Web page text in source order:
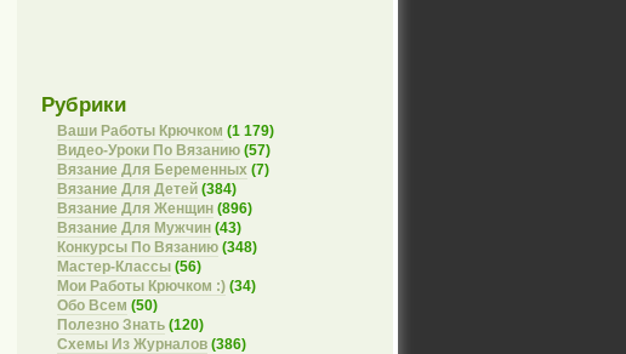
Рубрики
Ваши Работы Крючком (1 179)
Видео-Уроки По Вязанию (57)
Вязание Для Беременных (7)
Вязание Для Детей (384)
Вязание Для Женщин (896)
Вязание Для Мужчин (43)
Конкурсы По Вязанию (348)
Мастер-Классы (56)
Мои Работы Крючком :) (34)
Обо Всем (50)
Полезно Знать (120)
Схемы Из Журналов (386)